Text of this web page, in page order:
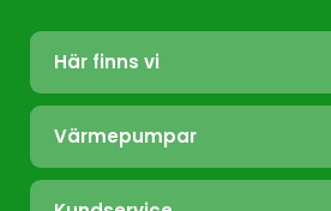
Här finns vi
Värmepump Sverige
Värmepump Stockholm
Värmepumpar
Luft/Luft